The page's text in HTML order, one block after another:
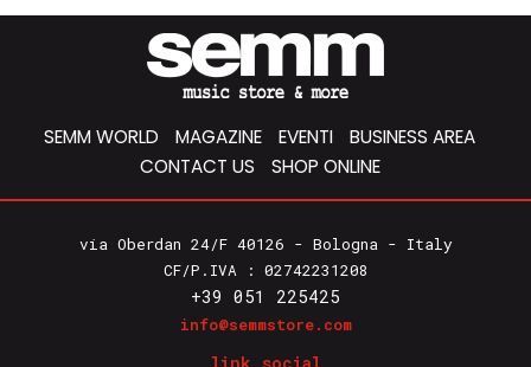
SEMM WORLD MAGAZINE EVENTI
BUSINESS AREA
CONTACT US
SHOP ONLINE
via Oberdan 24/F 40126 - Bologna - Italy
CF/P.IVA : 02742231208
+39 051 225425
info@semmstore.com